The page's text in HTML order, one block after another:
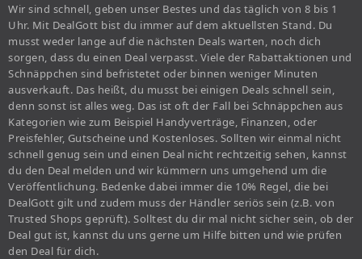
Wir sind schnell, geben unser Bestes und das täglich von 8 bis 1
Uhr. Mit DealGott bist du immer auf dem aktuellsten Stand. Du
musst weder lange auf die nächsten Deals warten, noch dich
sorgen, dass du einen Deal verpasst. Viele der Rabattaktionen und
Schnäppchen sind befristetet oder binnen weniger Minuten
ausverkauft. Das heißt, du musst bei einigen Deals schnell sein,
denn sonst ist alles weg. Das ist oft der Fall bei Schnäppchen aus
Kategorien wie zum Beispiel Handyverträge, Finanzen, oder
Preisfehler, Gutscheine und Kostenloses. Sollten wir einmal nicht
schnell genug sein und einen Deal nicht rechtzeitig sehen, kannst
du den Deal melden und wir kümmern uns umgehend um die
Veröffentlichung. Bedenke dabei immer die 10% Regel, die bei
DealGott gilt und zudem muss der Händler seriös sein (z.B. von
Trusted Shops geprüft). Solltest du dir mal nicht sicher sein, ob der
Deal gut ist, kannst du uns gerne um Hilfe bitten und wie prüfen
den Deal für dich.